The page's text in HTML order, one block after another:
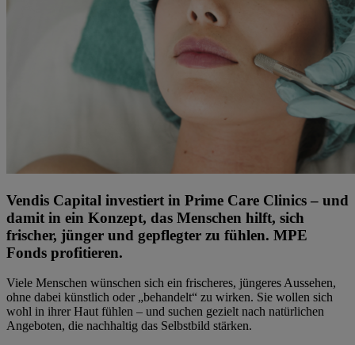
Vendis Capital investiert in Prime Care Clinics – und
damit in ein Konzept, das Menschen hilft, sich
frischer, jünger und gepflegter zu fühlen. MPE
Fonds profitieren.
Viele Menschen wünschen sich ein frischeres, jüngeres Aussehen,
ohne dabei künstlich oder „behandelt“ zu wirken. Sie wollen sich
wohl in ihrer Haut fühlen – und suchen gezielt nach natürlichen
Angeboten, die nachhaltig das Selbstbild stärken.